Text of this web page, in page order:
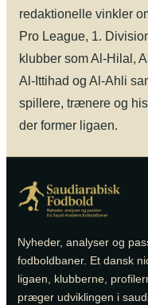
redaktionelle vinkler
Pro League, 1.
klubber som Al-Hilal,
Al-Ittihad og Al-Ahli
spillere, trænere og
der former ligaen.
Nyheder, analyser og
fodboldbaner. Et dansk
ligaen, klubberne,
præger udviklingen i